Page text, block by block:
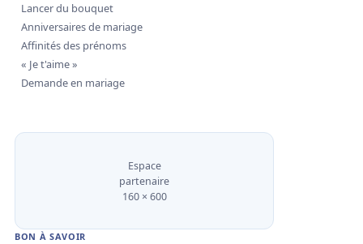
Lancer du bouquet
Anniversaires de mariage
Affinités des prénoms
« Je t'aime »
Demande en mariage
Espace
partenaire
160 × 600
BON À SAVOIR